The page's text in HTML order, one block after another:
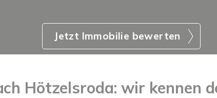
Jetzt Immobilie bewerten
Hötzelsroda: wir kennen